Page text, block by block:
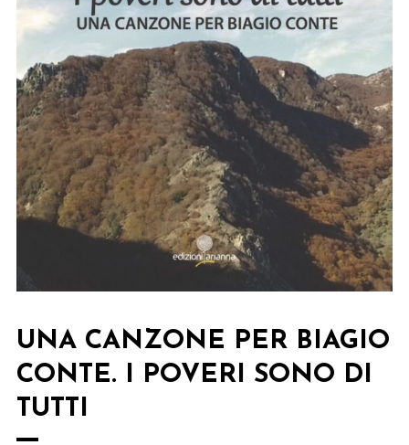
UNA CANZONE PER BIAGIO
CONTE. I POVERI SONO DI
TUTTI